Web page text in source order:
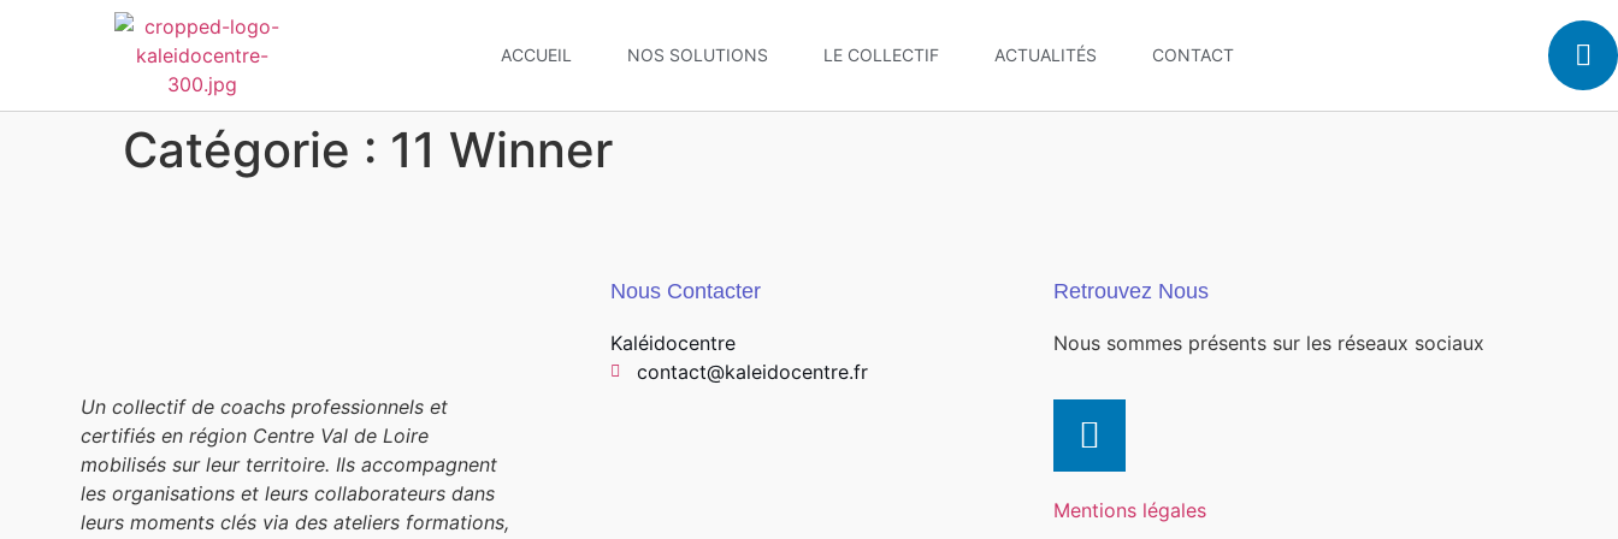
ACCUEIL NOS SOLUTIONS LE COLLECTIF ACTUALITÉS CONTACT
Catégorie : 11 Winner
Un collectif de coachs professionnels et
certifiés en région Centre Val de Loire
mobilisés sur leur territoire. Ils accompagnent
les organisations et leurs collaborateurs dans
leurs moments clés via des ateliers formations,
Nous Contacter
Kaléidocentre
contact@kaleidocentre.fr
Retrouvez Nous
Nous sommes présents sur les réseaux sociaux
Mentions légales